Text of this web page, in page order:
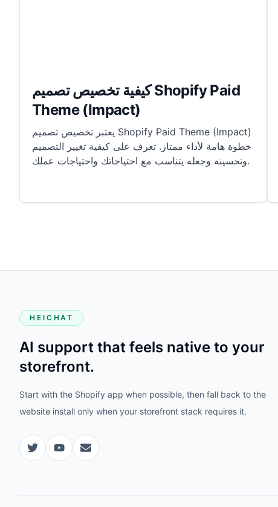
كيفية تخصيص تصميم Shopify Paid
Theme (Impact)
يعتبر تخصيص تصميم Shopify Paid Theme (Impact)
خطوة هامة لأداء ممتاز. تعرف على كيفية تغيير التصميم
وتحسينه وجعله يتناسب مع احتياجاتك واحتياجات عملك.
HEICHAT
AI support that feels native to your
storefront.
Start with the Shopify app when possible, then fall back to the
website install only when your storefront stack requires it.